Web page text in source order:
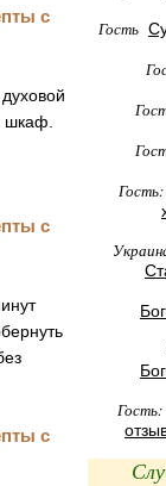
шкаф.
Гость
Гость:
Гость: